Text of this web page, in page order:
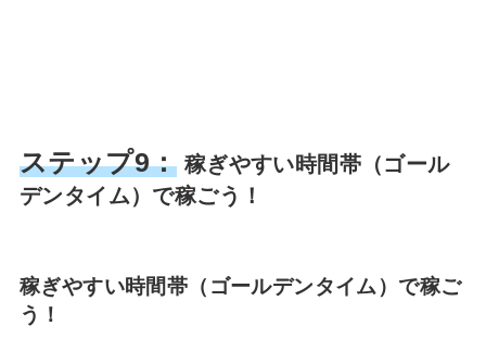
ステップ9： 稼ぎやすい時間帯（ゴール
デンタイム）で稼ごう！
稼ぎやすい時間帯（ゴールデンタイム）で稼ご
う！